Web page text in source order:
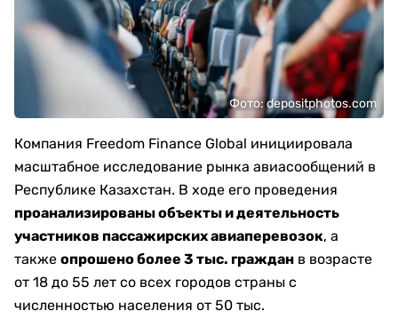
Фото: depositphotos.com
Компания Freedom Finance Global инициировала
масштабное исследование рынка авиасообщений в
Республике Казахстан. В ходе его проведения
проанализированы объекты и деятельность
участников пассажирских авиаперевозок, а
также опрошено более 3 тыс. граждан в возрасте
от 18 до 55 лет со всех городов страны с
численностью населения от 50 тыс.